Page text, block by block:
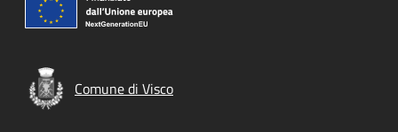
Comune di Visco